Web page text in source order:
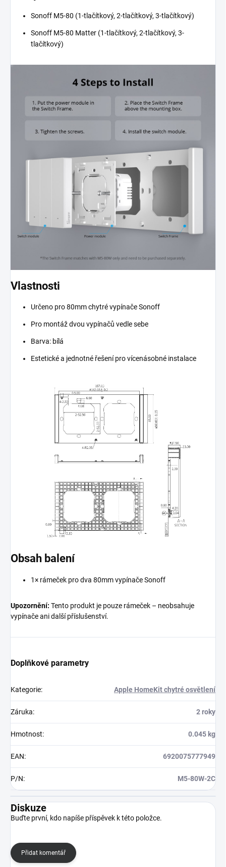
Sonoff M5-80 (1-tlačítkový, 2-tlačítkový, 3-tlačítkový)
Sonoff M5-80 Matter (1-tlačítkový, 2-tlačítkový, 3-
tlačítkový)
Vlastnosti
Určeno pro 80mm chytré vypínače Sonoff
Pro montáž dvou vypínačů vedle sebe
Barva: bílá
Estetické a jednotné řešení pro vícenásobné instalace
Obsah balení
1× rámeček pro dva 80mm vypínače Sonoff
Upozornění: Tento produkt je pouze rámeček – neobsahuje
vypínače ani další příslušenství.
Doplňkové parametry
Kategorie: Apple HomeKit chytré osvětlení
Záruka: 2 roky
Hmotnost: 0.045 kg
EAN: 6920075777949
P/N: M5-80W-2C
Diskuze
Buďte první, kdo napíše příspěvek k této položce.
Přidat komentář